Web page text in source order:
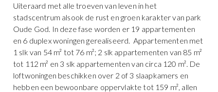
Uiteraard met alle troeven van leven in het
stadscentrum alsook de rust en groen karakter van park
Oude God. In deze fase worden er 19 appartementen
en 6 duplex woningen gerealiseerd. Appartementen met
1 slk van 54 m² tot 76 m²; 2 slk appartementen van 85 m²
tot 112 m² en 3 slk appartementen van circa 120 m². De
loftwoningen beschikken over 2 of 3 slaapkamers en
hebben een bewoonbare oppervlakte tot 159 m², allen